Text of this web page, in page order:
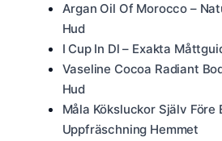
Argan Oil Of Morocco –
Hud
I Cup In Dl – Exakta
Vaseline Cocoa Radiant
Hud
Måla Köksluckor Själv Före
Uppfräschning Hemmet